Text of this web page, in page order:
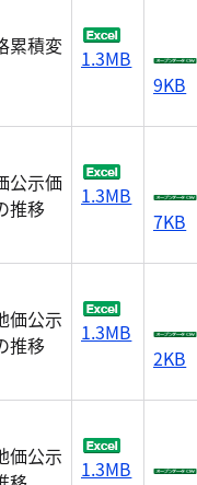
累積変
1.3MB
9KB
公示価
推移
1.3MB
7KB
価公示
推移
1.3MB
2KB
価公示
1.3MB